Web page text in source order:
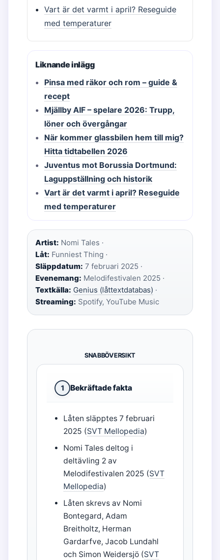
Vart är det varmt i april? Reseguide
med temperaturer
Liknande inlägg
Pinsa med räkor och rom – guide &
recept
Mjällby AIF – spelare 2026: Trupp,
löner och övergångar
När kommer glassbilen hem till mig?
Hitta tidtabellen 2026
Juventus mot Borussia Dortmund:
Laguppställning och historik
Vart är det varmt i april? Reseguide
med temperaturer
Artist: Nomi Tales ·
Låt: Funniest Thing ·
Släppdatum: 7 februari 2025 ·
Evenemang: Melodifestivalen 2025 ·
Textkälla: Genius (låttextdatabas) ·
Streaming: Spotify, YouTube Music
SNABBÖVERSIKT
1 Bekräftade fakta
Låten släpptes 7 februari
2025 (SVT Mellopedia)
Nomi Tales deltog i
deltävling 2 av
Melodifestivalen 2025 (SVT
Mellopedia)
Låten skrevs av Nomi
Bontegard, Adam
Breitholtz, Herman
Gardarfve, Jacob Lundahl
och Simon Weidersjö (SVT